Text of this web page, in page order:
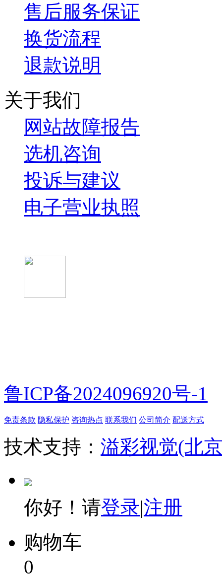
售后服务保证
换货流程
退款说明
关于我们
网站故障报告
选机咨询
投诉与建议
电子营业执照
鲁ICP备2024096920号-1
免责条款 隐私保护 咨询热点 联系我们 公司简介 配送方式
技术支持： 溢彩视觉(北
你好！请登录|注册
购物车
0